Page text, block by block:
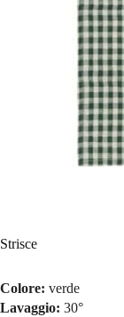
Strisce
Colore: verde
Lavaggio: 30°